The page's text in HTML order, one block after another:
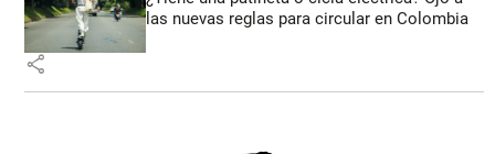
las nuevas reglas para circular en Colombia
share